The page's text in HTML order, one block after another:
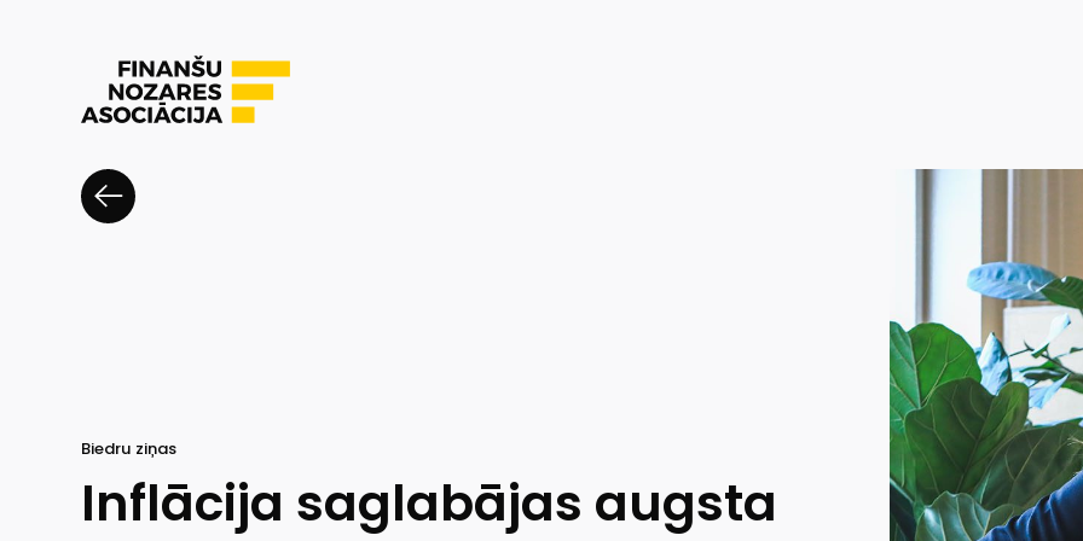
Biedru ziņas
Inflācija saglabājas augsta